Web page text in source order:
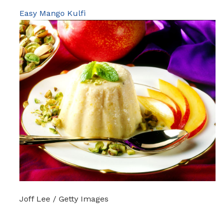
Easy Mango Kulfi
Joff Lee / Getty Images